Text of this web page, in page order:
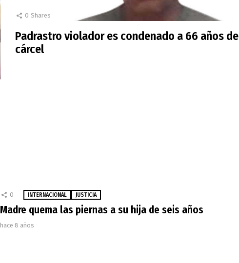
0 Shares
Padrastro violador es condenado a 66 años de
cárcel
0 INTERNACIONAL JUSTICIA
Madre quema las piernas a su hija de seis años
hace 8 años